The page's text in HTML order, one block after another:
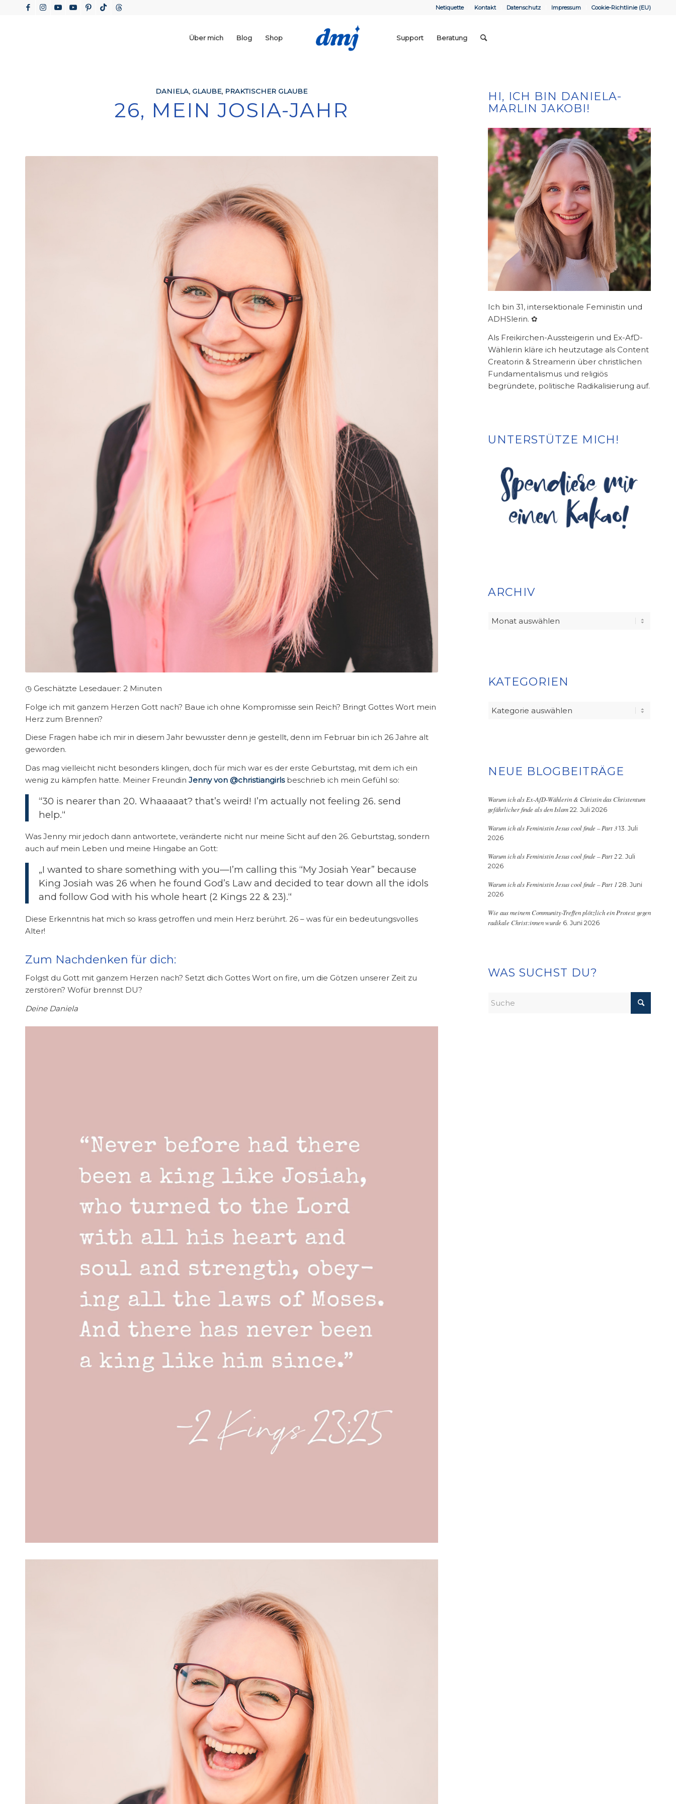
Netiquette Kontakt Datenschutz Impressum Cookie-Richtlinie (EU)
Über mich Blog Shop Support Beratung
DANIELA, GLAUBE, PRAKTISCHER GLAUBE
26, MEIN JOSIA-JAHR
◷ Geschätzte Lesedauer: 2 Minuten
Folge ich mit ganzem Herzen Gott nach? Baue ich ohne Kompromisse sein Reich? Bringt Gottes Wort mein
Herz zum Brennen?
Diese Fragen habe ich mir in diesem Jahr bewusster denn je gestellt, denn im Februar bin ich 26 Jahre alt
geworden.
Das mag vielleicht nicht besonders klingen, doch für mich war es der erste Geburtstag, mit dem ich ein
wenig zu kämpfen hatte. Meiner Freundin Jenny von @christiangirlsbeschrieb ich mein Gefühl so:
“30 is nearer than 20. Whaaaaat? that’s weird! I’m actually not feeling 26. send
help.“
Was Jenny mir jedoch dann antwortete, veränderte nicht nur meine Sicht auf den 26. Geburtstag, sondern
auch auf mein Leben und meine Hingabe an Gott:
„I wanted to share something with you—I’m calling this “My Josiah Year” because
King Josiah was 26 when he found God’s Law and decided to tear down all the idols
and follow God with his whole heart (2 Kings 22 & 23).“
Diese Erkenntnis hat mich so krass getroffen und mein Herz berührt. 26 – was für ein bedeutungsvolles
Alter!
Zum Nachdenken für dich:
Folgst du Gott mit ganzem Herzen nach? Setzt dich Gottes Wort on fire, um die Götzen unserer Zeit zu
zerstören? Wofür brennst DU?
Deine Daniela
HI, ICH BIN DANIELA-
MARLIN JAKOBI!
Ich bin 31, intersektionale Feministin und
ADHSlerin. ✿
Als Freikirchen-Aussteigerin und Ex-AfD-
Wählerin kläre ich heutzutage als Content
Creatorin & Streamerin über christlichen
Fundamentalismus und religiös
begründete, politische Radikalisierung auf.
UNTERSTÜTZE MICH!
ARCHIV
KATEGORIEN
Kategorien
NEUE BLOGBEITRÄGE
Warum ich als Ex-AfD-Wählerin & Christin das Christentum
gefährlicher finde als den Islam 22. Juli 2026
Warum ich als Feministin Jesus cool finde – Part 3 13. Juli
2026
Warum ich als Feministin Jesus cool finde – Part 2 2. Juli
2026
Warum ich als Feministin Jesus cool finde – Part 1 28. Juni
2026
Wie aus meinem Community-Treffen plötzlich ein Protest gegen
radikale Christ:innen wurde 6. Juni 2026
WAS SUCHST DU?